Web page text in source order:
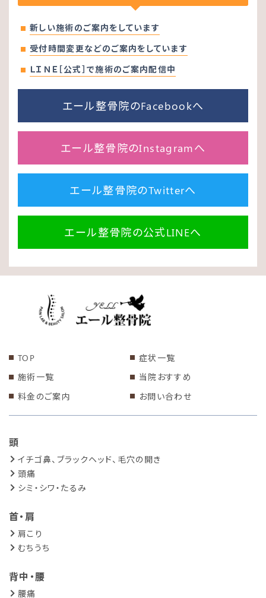
新しい施術のご案内をしています
受付時間変更などのご案内をしています
ＬＩＮＥ［公式］で施術のご案内配信中
エール整骨院のFacebookへ
エール整骨院のInstagramへ
エール整骨院のTwitterへ
エール整骨院の公式LINEへ
TOP
症状一覧
施術一覧
当院おすすめ
料金のご案内
お問い合わせ
頭
イチゴ鼻、ブラックヘッド、毛穴の開き
頭痛
シミ・シワ・たるみ
首・肩
肩こり
むちうち
背中・腰
腰痛